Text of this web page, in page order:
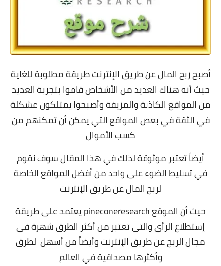
أصبح ربح المال عن طريق الإنترنت طريقة مطلوبة للغاية
حيث أنه هناك العديد من الأشخاص قاموا بتجربة العديد
من المواقع الكاذبة والمزيفة وأصبحوا يمتلكون مشكلة
في الثقة في بعض المواقع التي يمكن أن تمكنهم من
كسب الأموال
أيضاً تعتبر موثوقة لذلك في هذا المقال سوف نقوم
في تسليط الضوء على واحد من أفضل المواقع الخاصة
لربح المال عن طريق الإنترنت
حيث أنالموقع pineconeresearch
يعتمد على طريقة
إستطلاع الرأي والتي تعتبر من أكثر الطرق شهرة في
مجال الربح عن طريق الإنترنت وأيضاً من أسهل الطرق
وأكثرها مصداقية في العالم